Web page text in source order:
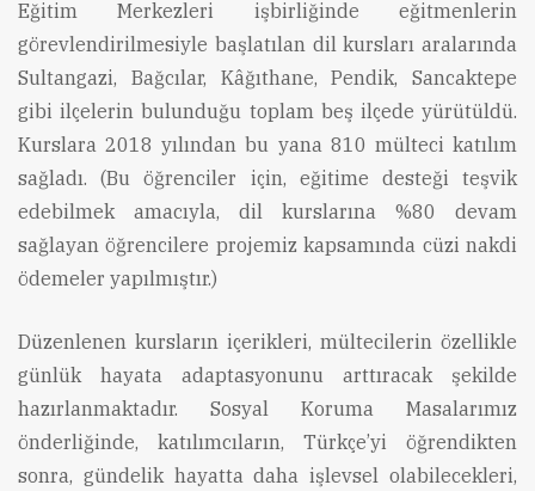
Eğitim Merkezleri işbirliğinde eğitmenlerin
görevlendirilmesiyle başlatılan dil kursları aralarında
Sultangazi, Bağcılar, Kâğıthane, Pendik, Sancaktepe
gibi ilçelerin bulunduğu toplam beş ilçede yürütüldü.
Kurslara 2018 yılından bu yana 810 mülteci katılım
sağladı. (Bu öğrenciler için, eğitime desteği teşvik
edebilmek amacıyla, dil kurslarına %80 devam
sağlayan öğrencilere projemiz kapsamında cüzi nakdi
ödemeler yapılmıştır.)
Düzenlenen kursların içerikleri, mültecilerin özellikle
günlük hayata adaptasyonunu arttıracak şekilde
hazırlanmaktadır. Sosyal Koruma Masalarımız
önderliğinde, katılımcıların, Türkçe’yi öğrendikten
sonra, gündelik hayatta daha işlevsel olabilecekleri,